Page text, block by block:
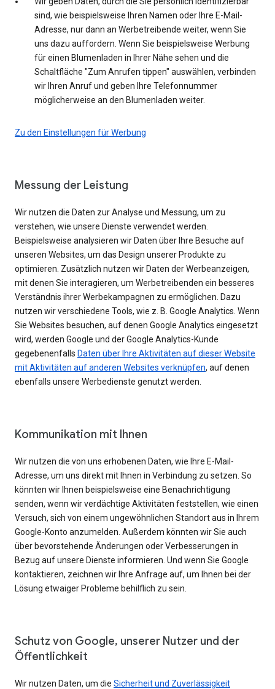
sind, wie beispielsweise Ihren Namen oder Ihre E-Mail-
Adresse, nur dann an Werbetreibende weiter, wenn Sie
uns dazu auffordern. Wenn Sie beispielsweise Werbung
für einen Blumenladen in Ihrer Nähe sehen und die
Schaltfläche "Zum Anrufen tippen" auswählen, verbinden
wir Ihren Anruf und geben Ihre Telefonnummer
möglicherweise an den Blumenladen weiter.
Zu den Einstellungen für Werbung
Messung der Leistung
Wir nutzen die Daten zur Analyse und Messung, um zu
verstehen, wie unsere Dienste verwendet werden.
Beispielsweise analysieren wir Daten über Ihre Besuche auf
unseren Websites, um das Design unserer Produkte zu
optimieren. Zusätzlich nutzen wir Daten der Werbeanzeigen,
mit denen Sie interagieren, um Werbetreibenden ein besseres
Verständnis ihrer Werbekampagnen zu ermöglichen. Dazu
nutzen wir verschiedene Tools, wie z. B. Google Analytics. Wenn
Sie Websites besuchen, auf denen Google Analytics eingesetzt
wird, werden Google und der Google Analytics-Kunde
gegebenenfalls Daten über Ihre Aktivitäten auf dieser Website
mit Aktivitäten auf anderen Websites verknüpfen, auf denen
ebenfalls unsere Werbedienste genutzt werden.
Kommunikation mit Ihnen
Wir nutzen die von uns erhobenen Daten, wie Ihre E-Mail-
Adresse, um uns direkt mit Ihnen in Verbindung zu setzen. So
könnten wir Ihnen beispielsweise eine Benachrichtigung
senden, wenn wir verdächtige Aktivitäten feststellen, wie einen
Versuch, sich von einem ungewöhnlichen Standort aus in Ihrem
Google-Konto anzumelden. Außerdem könnten wir Sie auch
über bevorstehende Änderungen oder Verbesserungen in
Bezug auf unsere Dienste informieren. Und wenn Sie Google
kontaktieren, zeichnen wir Ihre Anfrage auf, um Ihnen bei der
Lösung etwaiger Probleme behilflich zu sein.
Schutz von Google, unserer Nutzer und der
Öffentlichkeit
Wir nutzen Daten, um die Sicherheit und Zuverlässigkeit